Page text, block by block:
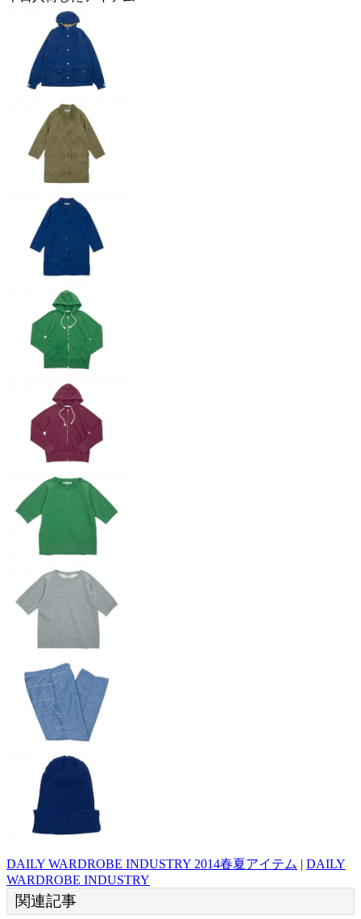
DAILY WARDROBE INDUSTRY 2014春夏アイテム | DAILY
WARDROBE INDUSTRY
関連記事